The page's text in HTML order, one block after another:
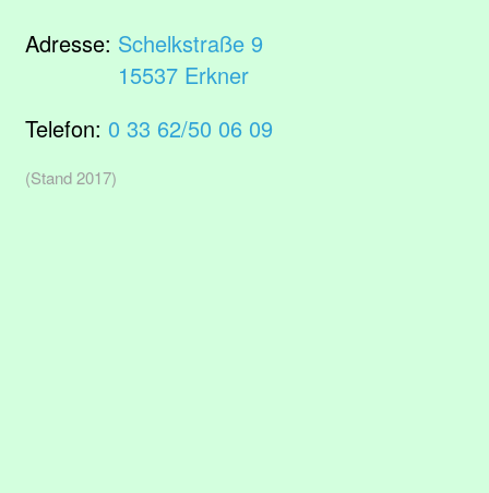
Adresse: Schelkstraße 9
15537 Erkner
Telefon: 0 33 62/50 06 09
(Stand 2017)